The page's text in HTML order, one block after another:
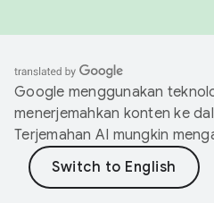
Google menggunakan
menerjemahkan konten ke
Terjemahan AI mungkin